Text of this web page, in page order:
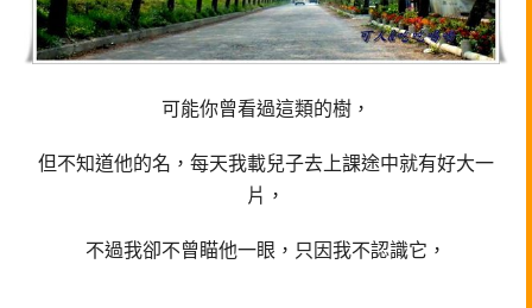
可能你曾看過這類的樹，
但不知道他的名，每天我載兒子去上課途中就有好大一
片，
不過我卻不曾瞄他一眼，只因我不認識它，